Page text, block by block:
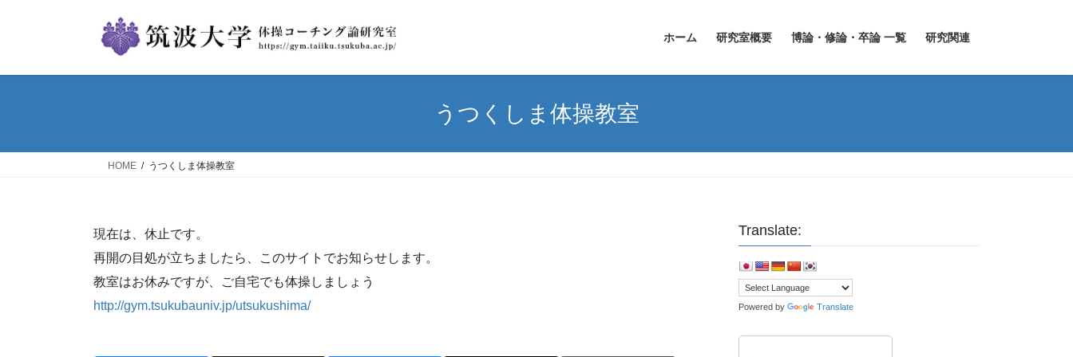
ホーム 研究室概要 博論・修論・卒論 一覧 研究関連
うつくしま体操教室
HOME うつくしま体操教室
現在は、休止です。
再開の目処が立ちましたら、このサイトでお知らせします。
教室はお休みですが、ご自宅でも体操しましょう
http://gym.tsukubauniv.jp/utsukushima/
Translate:
Powered by Translate